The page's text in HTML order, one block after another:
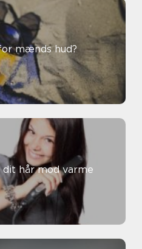
mænds hud?
dit hår mod varme